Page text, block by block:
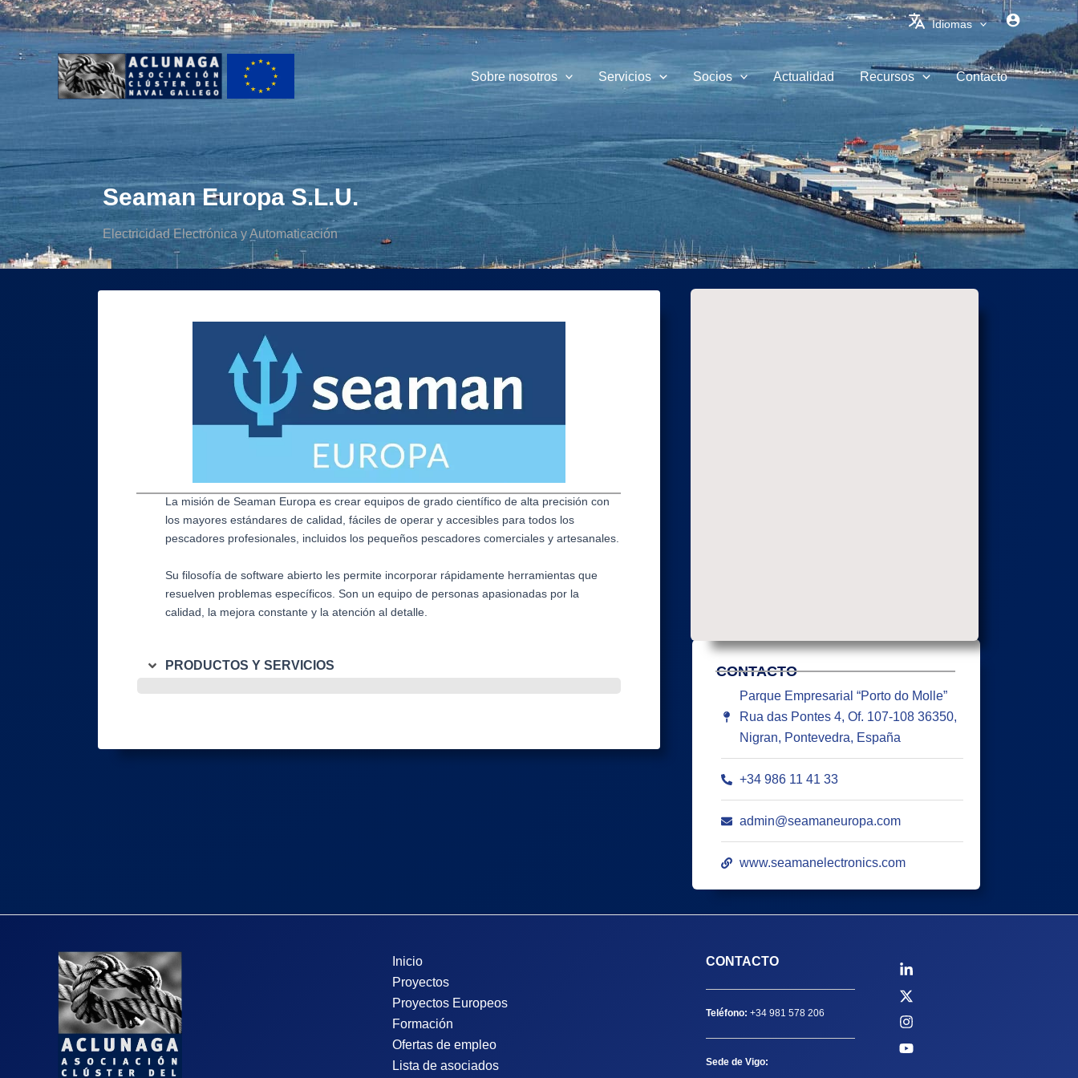
Ir
al
contenido
Idiomas
Sobre nosotros Servicios Socios Actualidad Recursos Contacto
Seaman Europa S.L.U.
Electricidad Electrónica y Automaticación
La misión de Seaman Europa es crear equipos de grado científico de alta precisión con
los mayores estándares de calidad, fáciles de operar y accesibles para todos los
pescadores profesionales, incluidos los pequeños pescadores comerciales y artesanales.
Su filosofía de software abierto les permite incorporar rápidamente herramientas que
resuelven problemas específicos. Son un equipo de personas apasionadas por la
calidad, la mejora constante y la atención al detalle.
PRODUCTOS Y SERVICIOS CONTACTO
Parque Empresarial “Porto do Molle”
Rua das Pontes 4, Of. 107-108 36350,
Nigran, Pontevedra, España
+34 986 11 41 33
admin@seamaneuropa.com
www.seamanelectronics.com
Inicio
Proyectos
Proyectos Europeos
Formación
Ofertas de empleo
Lista de asociados
CONTACTO
Teléfono: +34 981 578 206
Sede de Vigo: